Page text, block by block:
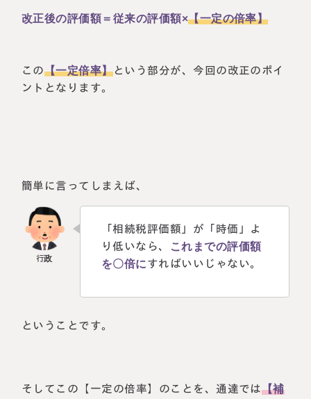
改正後の評価額＝従来の評価額×【一定の倍率】
この【一定倍率】という部分が、今回の改正のポイ
ントとなります。
簡単に言ってしまえば、
「相続税評価額」が「時価」よ
り低いなら、 これまでの評価額
を〇倍にすればいいじゃない。
ということです。
そしてこの【一定の倍率】のことを、通達では【補